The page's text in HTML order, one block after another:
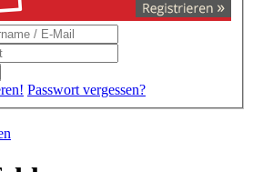
Passwort vergessen?